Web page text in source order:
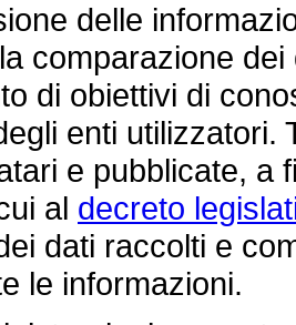
delle
comparazione
di obiettivi di
enti utilizzatori.
e pubblicate, a
al decreto
dati raccolti e
le informazioni.